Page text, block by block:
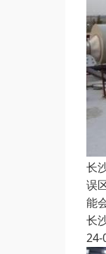
长
误
能
长
24-